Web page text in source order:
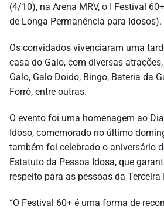
(4/10), na Arena MRV, o I Festival
de Longa Permanência para Idosos).
Os convidados vivenciaram uma
casa do Galo, com diversas
Galo, Galo Doido, Bingo, Bateria da
Forró, entre outras.
O evento foi uma homenagem ao
Idoso, comemorado no último
também foi celebrado o aniversário
Estatuto da Pessoa Idosa, que
respeito para as pessoas da Terceira
“O Festival 60+ é uma forma de